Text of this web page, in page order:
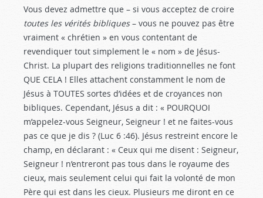
Vous devez admettre que – si vous acceptez de croire
toutes les vérités bibliques– vous ne pouvez pas être
vraiment « chrétien » en vous contentant de
revendiquer tout simplement le « nom » de Jésus-
Christ. La plupart des religions traditionnelles ne font
QUE CELA ! Elles attachent constamment le nom de
Jésus à TOUTES sortes d’idées et de croyances non
bibliques. Cependant, Jésus a dit : « POURQUOI
m’appelez-vous Seigneur, Seigneur ! et ne faites-vous
pas ce que je dis ? (Luc 6 :46). Jésus restreint encore le
champ, en déclarant : « Ceux qui me disent : Seigneur,
Seigneur ! n’entreront pas tous dans le royaume des
cieux, mais seulement celui qui fait la volonté de mon
Père qui est dans les cieux. Plusieurs me diront en ce